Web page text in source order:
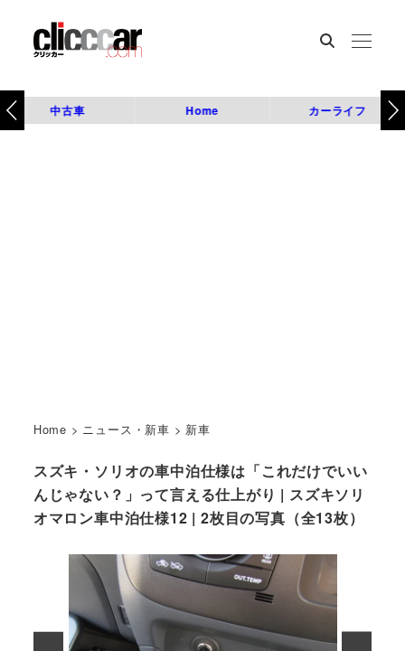
中古車 Home カーライフ
Home > ニュース・新車 > 新車
スズキ・ソリオの車中泊仕様は「これだけでいい
んじゃない？」って言える仕上がり | スズキソリ
オマロン車中泊仕様12 | 2枚目の写真（全13枚）